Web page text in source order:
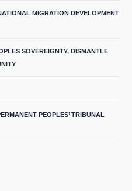
MIGRATION DEVELOPMENT
SOVEREIGNTY, DISMANTLE
PEOPLES’ TRIBUNAL